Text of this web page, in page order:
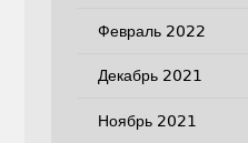
Февраль 2022
Декабрь 2021
Ноябрь 2021